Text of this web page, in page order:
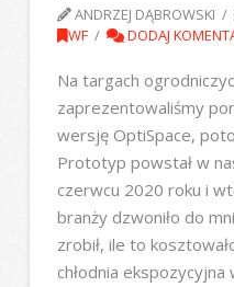
ANDRZEJ DĄBROWSKI
WF
DODAJ
Na targach
zaprezentowaliśmy
wersję OptiSpace,
Prototyp powstał w
czerwcu 2020 roku i
branży dzwoniło do
zrobił, ile to
chłodnia